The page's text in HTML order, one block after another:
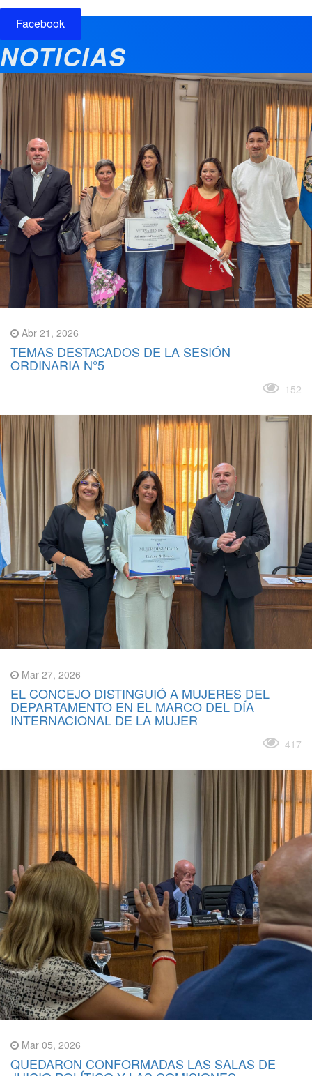
Facebook
NOTICIAS
Abr 21, 2026
TEMAS DESTACADOS DE LA SESIÓN
ORDINARIA N°5
152
Mar 27, 2026
EL CONCEJO DISTINGUIÓ A MUJERES DEL
DEPARTAMENTO EN EL MARCO DEL DÍA
INTERNACIONAL DE LA MUJER
417
Mar 05, 2026
QUEDARON CONFORMADAS LAS SALAS DE